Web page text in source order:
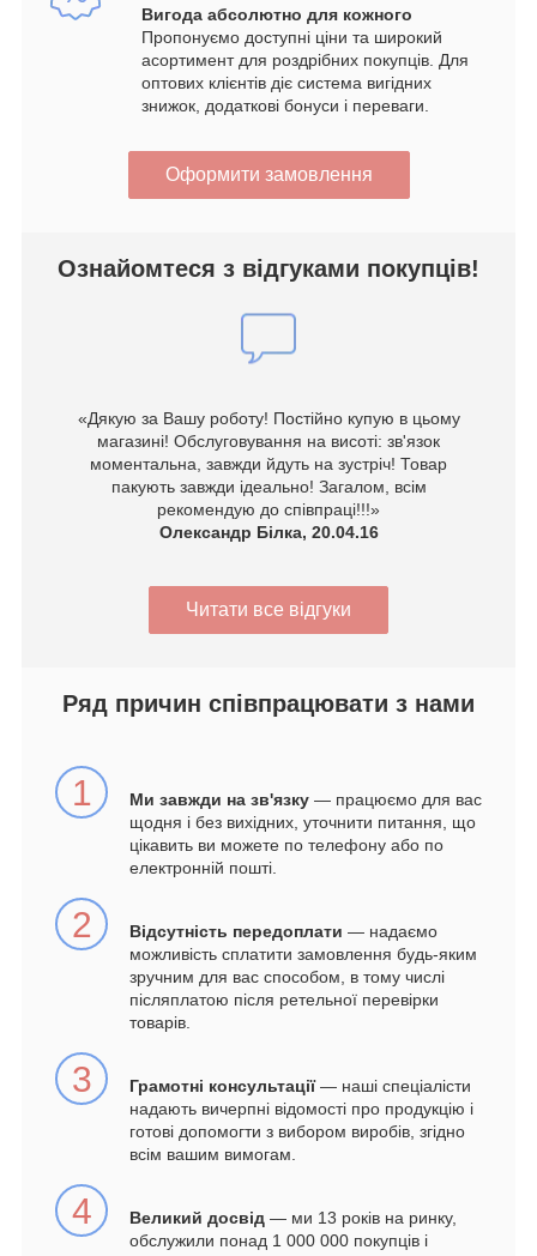
Вигода абсолютно для кожного
Пропонуємо доступні ціни та широкий
асортимент для роздрібних покупців. Для
оптових клієнтів діє система вигідних
знижок, додаткові бонуси і переваги.
Оформити замовлення
Ознайомтеся з відгуками покупців!
«Дякую за Вашу роботу! Постійно купую в цьому
магазині! Обслуговування на висоті: зв'язок
моментальна, завжди йдуть на зустріч! Товар
пакують завжди ідеально! Загалом, всім
рекомендую до співпраці!!!»
Олександр Білка, 20.04.16
Читати все відгуки
Ряд причин співпрацювати з нами
1 Ми завжди на зв'язку — працюємо для вас
щодня і без вихідних, уточнити питання, що
цікавить ви можете по телефону або по
електронній пошті.
2 Відсутність передоплати — надаємо
можливість сплатити замовлення будь-яким
зручним для вас способом, в тому числі
післяплатою після ретельної перевірки
товарів.
3 Грамотні консультації— наші спеціалісти
надають вичерпні відомості про продукцію і
готові допомогти з вибором виробів, згідно
всім вашим вимогам.
4 Великий досвід — ми 13 років на ринку,
обслужили понад 1 000 000 покупців і